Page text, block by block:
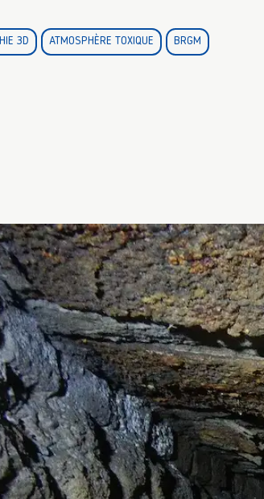
3D ATMOSPHÈRE TOXIQUE BRGM